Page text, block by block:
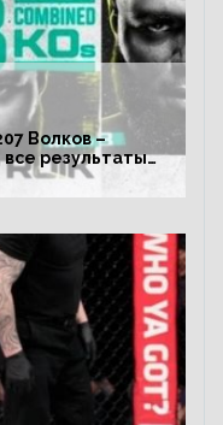
Волков –
все результаты